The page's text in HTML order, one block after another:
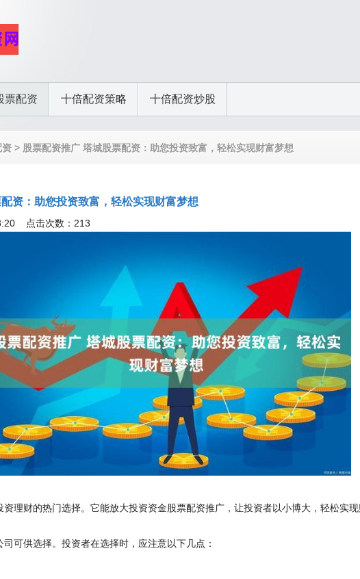
票配资 十倍配资策略 十倍配资炒股
资 > 股票配资推广 塔城股票配资：助您投资致富，轻松实现财富梦想
资：助您投资致富，轻松实现财富梦想
点击次数：213
理财的热门选择。它能放大投资资金股票配资推广，让投资者以小博大，轻松实
可供选择。投资者在选择时，应注意以下几点：